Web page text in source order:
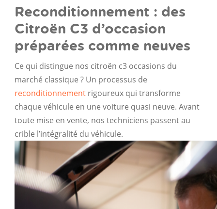
Reconditionnement : des
Citroën C3 d’occasion
préparées comme neuves
Ce qui distingue nos citroën c3 occasions du
marché classique ? Un processus de
reconditionnement rigoureux qui transforme
chaque véhicule en une voiture quasi neuve. Avant
toute mise en vente, nos techniciens passent au
crible l’intégralité du véhicule.